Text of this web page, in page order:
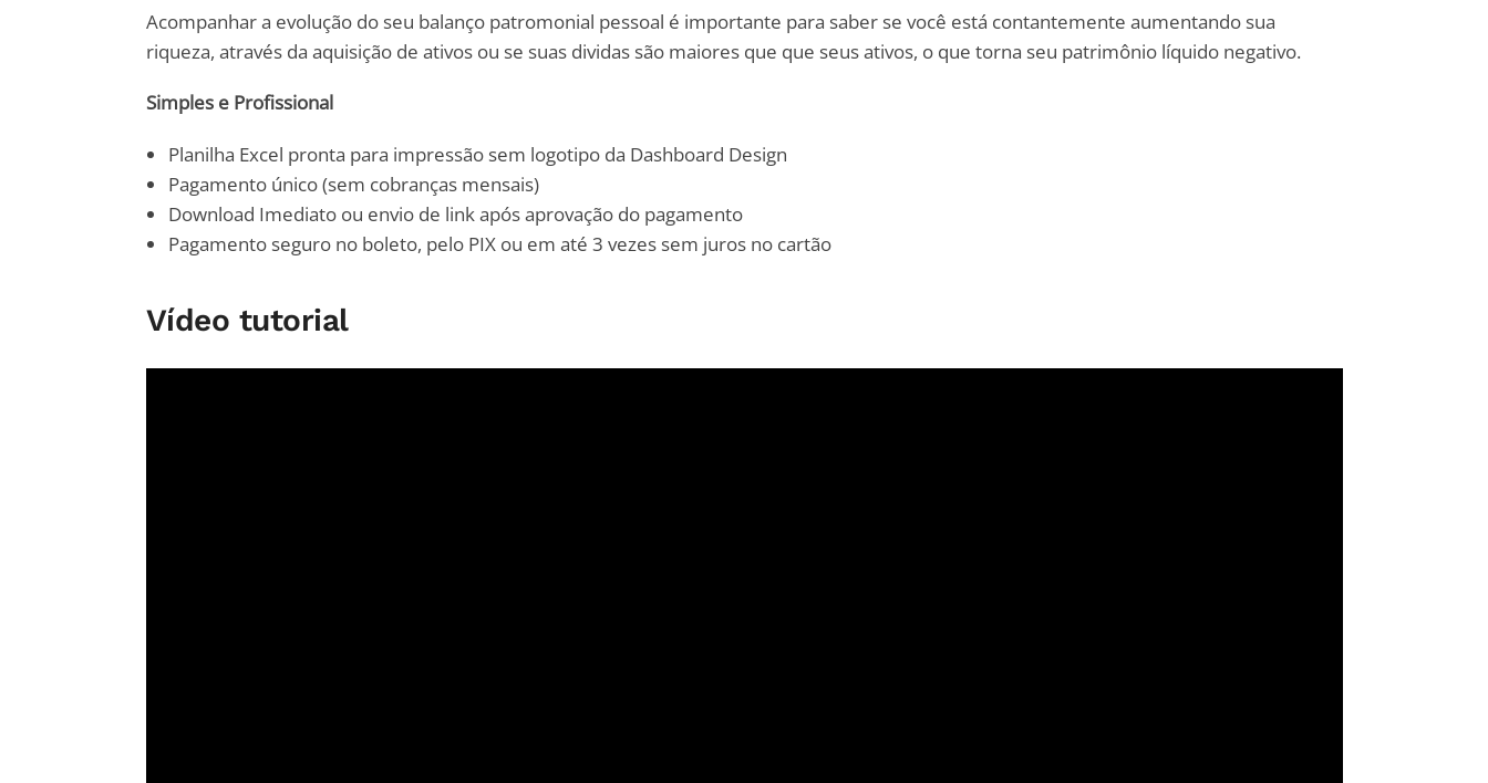
Acompanhar a evolução do seu balanço patromonial pessoal é importante para saber se você está contantemente aumentando sua
riqueza, através da aquisição de ativos ou se suas dividas são maiores que que seus ativos, o que torna seu patrimônio líquido negativo.
Simples e Profissional
Planilha Excel pronta para impressão sem logotipo da Dashboard Design
Pagamento único (sem cobranças mensais)
Download Imediato ou envio de link após aprovação do pagamento
Pagamento seguro no boleto, pelo PIX ou em até 3 vezes sem juros no cartão
Vídeo tutorial